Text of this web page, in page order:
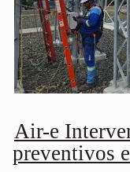
Air-e
preventivos